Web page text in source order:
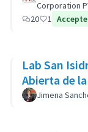
Corporation
20
1
Lab San
Abierta de
Jimena